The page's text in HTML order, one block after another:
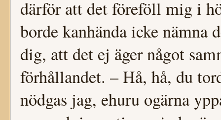
därför att det föreföll mig i
borde kanhända icke
dig, att det ej äger något
förhållandet. – Hå, hå, du
nödgas jag, ehuru ogärna